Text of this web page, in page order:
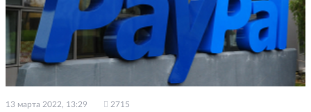
13 марта 2022, 13:29 2715